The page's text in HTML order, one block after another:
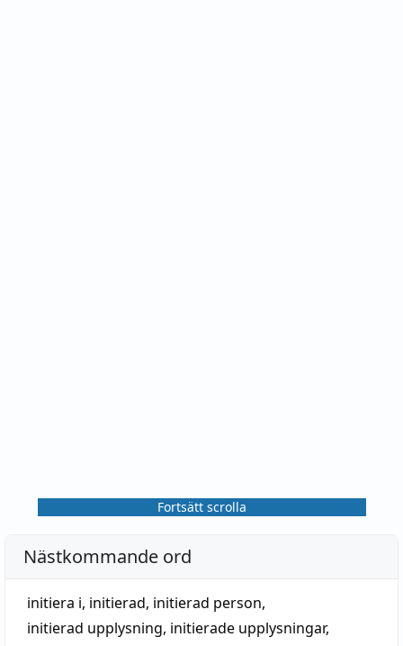
Fortsätt scrolla
Nästkommande ord
initiera i, initierad, initierad person,
initierad upplysning, initierade upplysningar,